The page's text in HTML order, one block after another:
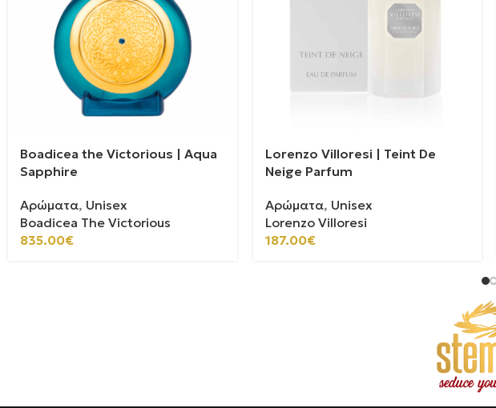
Boadicea the Victorious | Aqua
Sapphire
Αρώματα, Unisex
Boadicea The Victorious
835.00€
Lorenzo Villoresi | Teint De
Neige Parfum
Αρώματα, Unisex
Lorenzo Villoresi
187.00€